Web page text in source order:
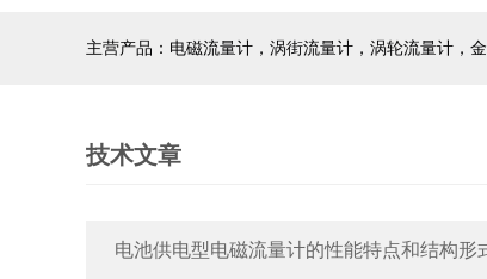
主营产品：电磁流量计，涡街流量计，涡轮流量计，
技术文章
电池供电型电磁流量计的性能特点和结构形